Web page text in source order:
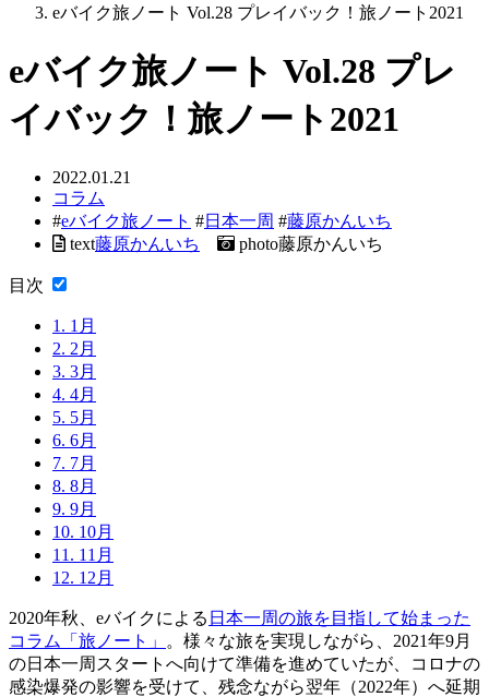
eバイク旅ノート Vol.28 プレイバック！旅ノート2021
eバイク旅ノート Vol.28 プレ
イバック！旅ノート2021
2022.01.21
コラム
#eバイク旅ノート #日本一周 #藤原かんいち
text藤原かんいち photo藤原かんいち
目次
1. 1月
2. 2月
3. 3月
4. 4月
5. 5月
6. 6月
7. 7月
8. 8月
9. 9月
10. 10月
11. 11月
12. 12月
2020年秋、eバイクによる 日本一周の旅を目指して始まった
コラム「旅ノート」
。様々な旅を実現しながら、2021年9月
の日本一周スタートへ向けて準備を進めていたが、コロナの
感染爆発の影響を受けて、残念ながら翌年（2022年）へ延期